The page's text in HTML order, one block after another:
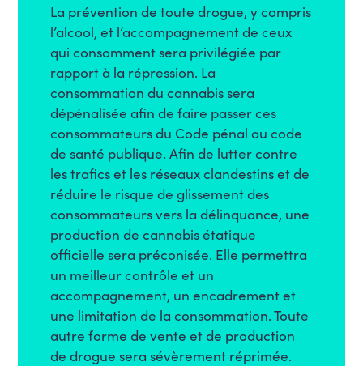
La prévention de toute drogue, y compris
l’alcool, et l’accompagnement de ceux
qui consomment sera privilégiée par
rapport à la répression. La
consommation du cannabis sera
dépénalisée afin de faire passer ces
consommateurs du Code pénal au code
de santé publique. Afin de lutter contre
les trafics et les réseaux clandestins et de
réduire le risque de glissement des
consommateurs vers la délinquance, une
production de cannabis étatique
officielle sera préconisée. Elle permettra
un meilleur contrôle et un
accompagnement, un encadrement et
une limitation de la consommation. Toute
autre forme de vente et de production
de drogue sera sévèrement réprimée.